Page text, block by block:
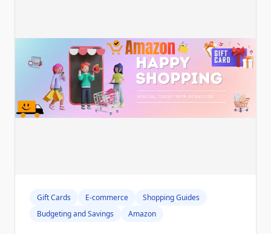
Gift Cards E-commerce
Shopping Guides
Budgeting and Savings
Amazon